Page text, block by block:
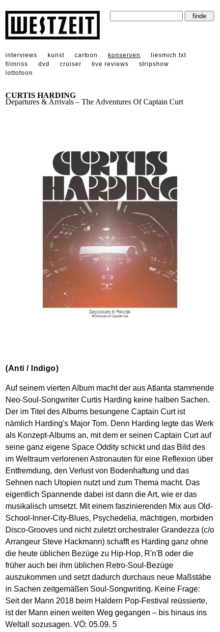
interviews kunst cartoon konserven
liesmich.txt
filmriss
dvd cruiser live reviews
stripshow
lottofoon
CURTIS HARDING
Departures & Arrivals – The Adventures Of Captain Curt
(Anti / Indigo)
Auf seinem vierten Album macht der aus Atlanta stammende
Neo-Soul-Songwriter Curtis Harding keine halben Sachen.
Der im Titel des Albums besungene Captain Curt ist
nämlich Harding's Major Tom. Denn Harding legte das Werk
als Konzept-Albums an, mit dem er seinen Captain Curt auf
seine ganz eigene Space Oddity schickt und das Bild des
im Weltraum verlorenen Astronauten für eine Reflexion über
Entfremdung, den Verlust von Bodenhaftung und das
Sehnen nach Utopien nutzt und zum Thema macht. Das
eigentlich Spannende dabei ist dann die Art, wie er das
musikalisch umsetzt. Mit einem faszinierenden Mix aus Old-
School-Inner-City-Blues, Psychedelia, mächtigen, morbiden
Disco-Grooves und nicht zuletzt orchestraler Grandezza (c/o
Arrangeur Steve Hackmann) schafft es Harding ganz ohne
die heute üblichen Bezüge zu Hip-Hop, R'n'B oder die
früher auch bei ihm üblichen Retro-Soul-Bezüge
auszukommen und setzt dadurch durchaus neue Maßstäbe
in Sachen zeitgemäßen Soul-Songwriting. Keine Frage:
Seit der Mann 2018 beim Haldern Pop-Festival reüssierte,
ist der Mann einen weiten Weg gegangen – bis hinaus ins
Weltall sozusagen. VÖ: 05.09. 5